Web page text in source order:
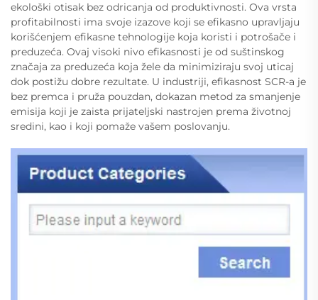
ekološki otisak bez odricanja od produktivnosti. Ova vrsta
profitabilnosti ima svoje izazove koji se efikasno upravljaju
korišćenjem efikasne tehnologije koja koristi i potrošače i
preduzeća. Ovaj visoki nivo efikasnosti je od suštinskog
značaja za preduzeća koja žele da minimiziraju svoj uticaj
dok postižu dobre rezultate. U industriji, efikasnost SCR-a je
bez premca i pruža pouzdan, dokazan metod za smanjenje
emisija koji je zaista prijateljski nastrojen prema životnoj
sredini, kao i koji pomaže vašem poslovanju.